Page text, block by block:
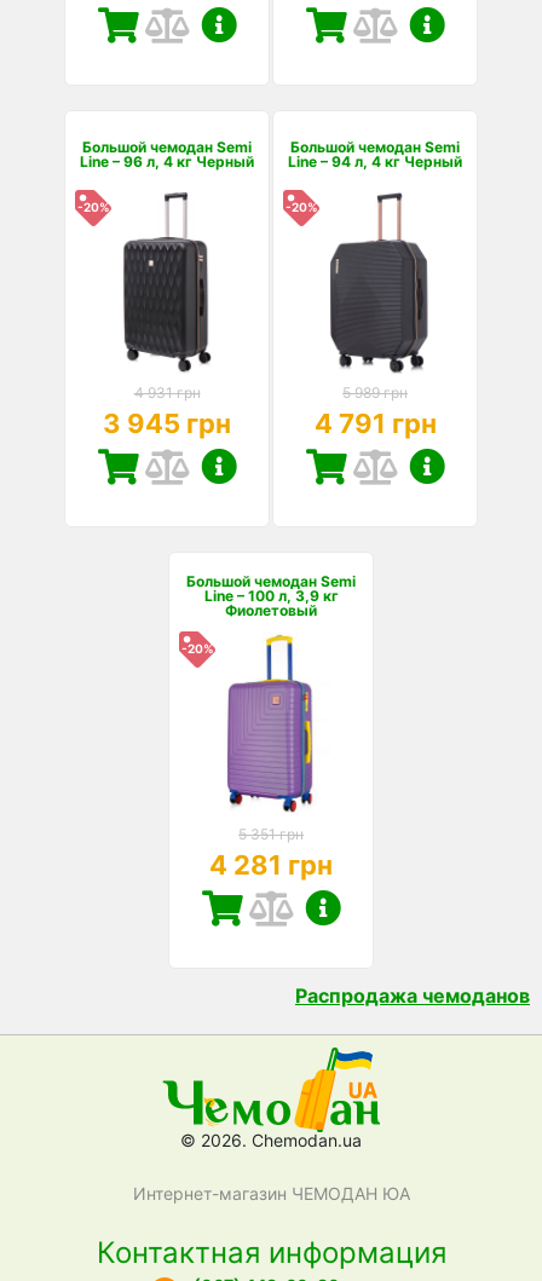
Большой чемодан Semi
Line – 96 л, 4 кг Черный
-20%
4 931 грн
3 945 грн
Большой чемодан Semi
Line – 94 л, 4 кг Черный
-20%
5 989 грн
4 791 грн
Большой чемодан Semi
Line – 100 л, 3,9 кг
Фиолетовый
-20%
5 351 грн
4 281 грн
Распродажа чемоданов
© 2026. Chemodan.ua
Интернет-магазин ЧЕМОДАН ЮА
Контактная информация